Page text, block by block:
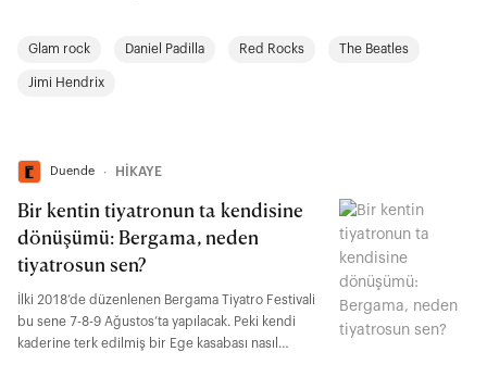
Glam rock Daniel Padilla Red Rocks The Beatles
Jimi Hendrix
Duende ∙ HİKAYE
Bir kentin tiyatronun ta kendisine
dönüşümü: Bergama, neden
tiyatrosun sen?
İlki 2018’de düzenlenen Bergama Tiyatro Festivali
bu sene 7-8-9 Ağustos’ta yapılacak. Peki kendi
kaderine terk edilmiş bir Ege kasabası nasıl